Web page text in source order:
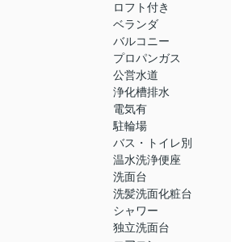
ロフト付き
ベランダ
バルコニー
プロパンガス
公営水道
浄化槽排水
電気有
駐輪場
バス・トイレ別
温水洗浄便座
洗面台
洗髪洗面化粧台
シャワー
独立洗面台